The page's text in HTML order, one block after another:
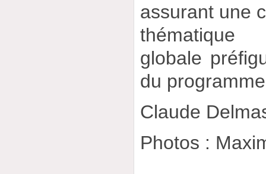
assurant une
thématique
globale
du
Claude
Photos :